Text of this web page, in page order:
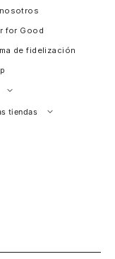
for Good
de fidelización
tiendas